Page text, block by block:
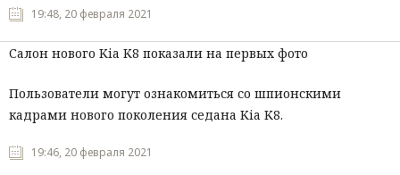
19:48, 20 февраля 2021
Салон нового Kia K8 показали на первых фото
Пользователи могут ознакомиться со шпионскими
кадрами нового поколения седана Kia K8.
19:46, 20 февраля 2021